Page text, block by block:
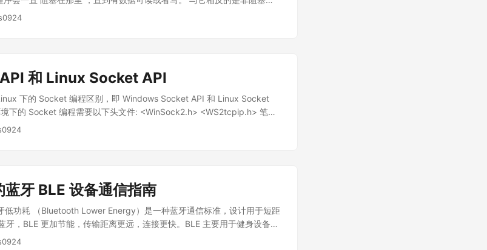
体，用于存储 poll_table 和 epitem。 ...
论是否有数据可读写，都 立即返回 ，若没有数据可读写将会返回一个错
。 通俗易懂的说，IO 多路复用就是将多个 IO 事件交给内核，内核帮我
就绪时，内核会通知我们，我们只需要处理就绪的 IO 事件即可。 IO 多路
多个连接，减少线程的创建和销毁 降低了系统开销，提高了系统的并发性
poll epoll (Linux) kqueue (FreeBSD) IOCP（Windows） 其中 epoll 是
是 FreeBSD（macOS 就属于 FreeBSD）下的 IO 多路复用机制。 下
和 Linux Socket API
下的 Socket 编程区别，即 Windows Socket API 和 Linux Socket
下的 Socket 编程需要以下头文件: <WinSock2.h> <WS2tcpip.h> 笔记
要使用预处理指令 #pragma comment(lib, "Ws2_32.lib") 来链接
牙 BLE 设备通信指南
低功耗 （Bluetooth Lower Energy）是一种蓝牙通信标准，设计用于短距
牙，BLE 更加节能，传输距离更远，连接更快。BLE 主要用于健身设备、
牙 BLE 设备的连接信道L2CAP的基本概念是信道（Signaling